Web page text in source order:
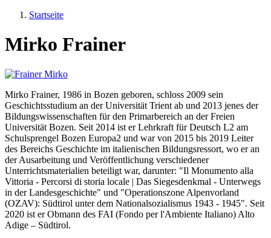
Startseite
Mirko Frainer
Mirko Frainer, 1986 in Bozen geboren, schloss 2009 sein
Geschichtsstudium an der Universität Trient ab und 2013 jenes der
Bildungswissenschaften für den Primarbereich an der Freien
Universität Bozen. Seit 2014 ist er Lehrkraft für Deutsch L2 am
Schulsprengel Bozen Europa2 und war von 2015 bis 2019 Leiter
des Bereichs Geschichte im italienischen Bildungsressort, wo er an
der Ausarbeitung und Veröffentlichung verschiedener
Unterrichtsmaterialien beteiligt war, darunter: "Il Monumento alla
Vittoria - Percorsi di storia locale | Das Siegesdenkmal - Unterwegs
in der Landesgeschichte" und "Operationszone Alpenvorland
(OZAV): Südtirol unter dem Nationalsozialismus 1943 - 1945". Seit
2020 ist er Obmann des FAI (Fondo per l'Ambiente Italiano) Alto
Adige – Südtirol.